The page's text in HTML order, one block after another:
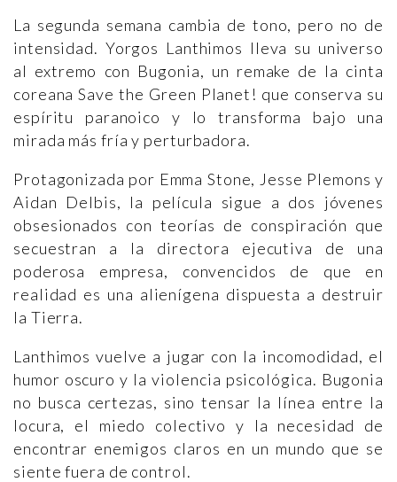
La segunda semana cambia de tono, pero no de
intensidad. Yorgos Lanthimos lleva su universo
al extremo con Bugonia, un remake de la cinta
coreana Save the Green Planet! que conserva su
espíritu paranoico y lo transforma bajo una
mirada más fría y perturbadora.
Protagonizada por Emma Stone, Jesse Plemons y
Aidan Delbis, la película sigue a dos jóvenes
obsesionados con teorías de conspiración que
secuestran a la directora ejecutiva de una
poderosa empresa, convencidos de que en
realidad es una alienígena dispuesta a destruir
la Tierra.
Lanthimos vuelve a jugar con la incomodidad, el
humor oscuro y la violencia psicológica. Bugonia
no busca certezas, sino tensar la línea entre la
locura, el miedo colectivo y la necesidad de
encontrar enemigos claros en un mundo que se
siente fuera de control.